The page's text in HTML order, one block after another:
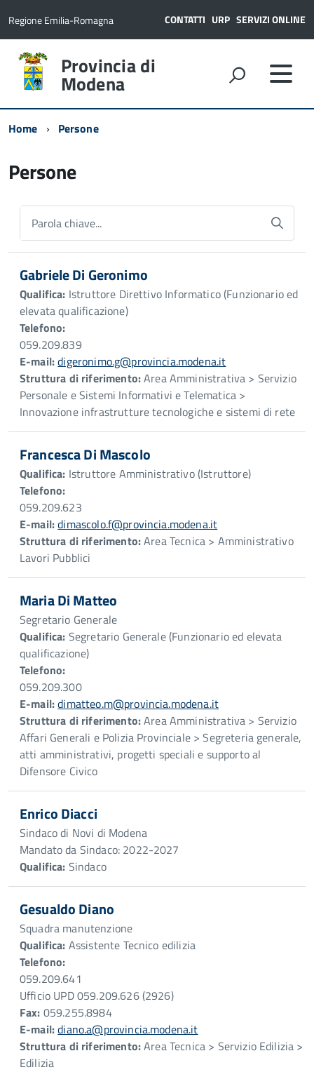
Regione Emilia-Romagna CONTATTI URP SERVIZI ONLINE
Provincia di
Modena
Home Persone
Persone
Parola chiave...
Gabriele Di Geronimo
Qualifica: Istruttore Direttivo Informatico (Funzionario ed
elevata qualificazione)
Telefono:
059.209.839
E-mail:digeronimo.g@provincia.modena.it
Struttura di riferimento:Area Amministrativa > Servizio
Personale e Sistemi Informativi e Telematica >
Innovazione infrastrutture tecnologiche e sistemi di rete
Francesca Di Mascolo
Qualifica: Istruttore Amministrativo (Istruttore)
Telefono:
059.209.623
E-mail:dimascolo.f@provincia.modena.it
Struttura di riferimento:Area Tecnica > Amministrativo
Lavori Pubblici
Maria Di Matteo
Segretario Generale
Qualifica: Segretario Generale (Funzionario ed elevata
qualificazione)
Telefono:
059.209.300
E-mail:dimatteo.m@provincia.modena.it
Struttura di riferimento:Area Amministrativa > Servizio
Affari Generali e Polizia Provinciale > Segreteria generale,
atti amministrativi, progetti speciali e supporto al
Difensore Civico
Enrico Diacci
Sindaco di Novi di Modena
Mandato da Sindaco: 2022-2027
Qualifica: Sindaco
Gesualdo Diano
Squadra manutenzione
Qualifica: Assistente Tecnico edilizia
Telefono:
059.209.641
Ufficio UPD 059.209.626 (2926)
Fax: 059.255.8984
E-mail:diano.a@provincia.modena.it
Struttura di riferimento:Area Tecnica > Servizio Edilizia >
Edilizia